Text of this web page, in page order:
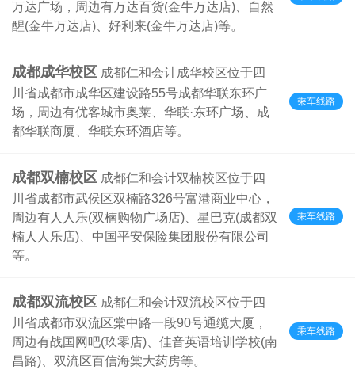
万达广场，周边有万达百货(金牛万达店)、自然
醒(金牛万达店)、好利来(金牛万达店)等。
成都成华校区 成都仁和会计成华校区位于四
川省成都市成华区建设路55号成都华联东环广
场，周边有优客城市奥莱、华联·东环广场、成
都华联商厦、华联东环酒店等。
乘车线路
成都双楠校区 成都仁和会计双楠校区位于四
川省成都市武侯区双楠路326号富港商业中心，
周边有人人乐(双楠购物广场店)、星巴克(成都双
楠人人乐店)、中国平安保险集团股份有限公司
等。
乘车线路
成都双流校区 成都仁和会计双流校区位于四
川省成都市双流区棠中路一段90号通缆大厦，
周边有战国网吧(玖零店)、佳音英语培训学校(南
昌路)、双流区百信海棠大药房等。
乘车线路